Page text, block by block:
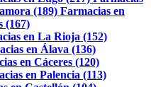
(189) Farmacias en
(167)
en La Rioja (152)
en Álava (136)
en Cáceres (120)
en Palencia (113)